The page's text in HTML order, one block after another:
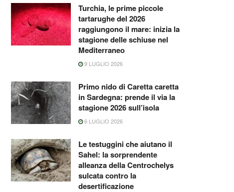
Turchia, le prime piccole
tartarughe del 2026
raggiungono il mare: inizia la
stagione delle schiuse nel
Mediterraneo
9 LUGLIO 2026
Primo nido di Caretta caretta
in Sardegna: prende il via la
stagione 2026 sull’isola
6 LUGLIO 2026
Le testuggini che aiutano il
Sahel: la sorprendente
alleanza della Centrochelys
sulcata contro la
desertificazione